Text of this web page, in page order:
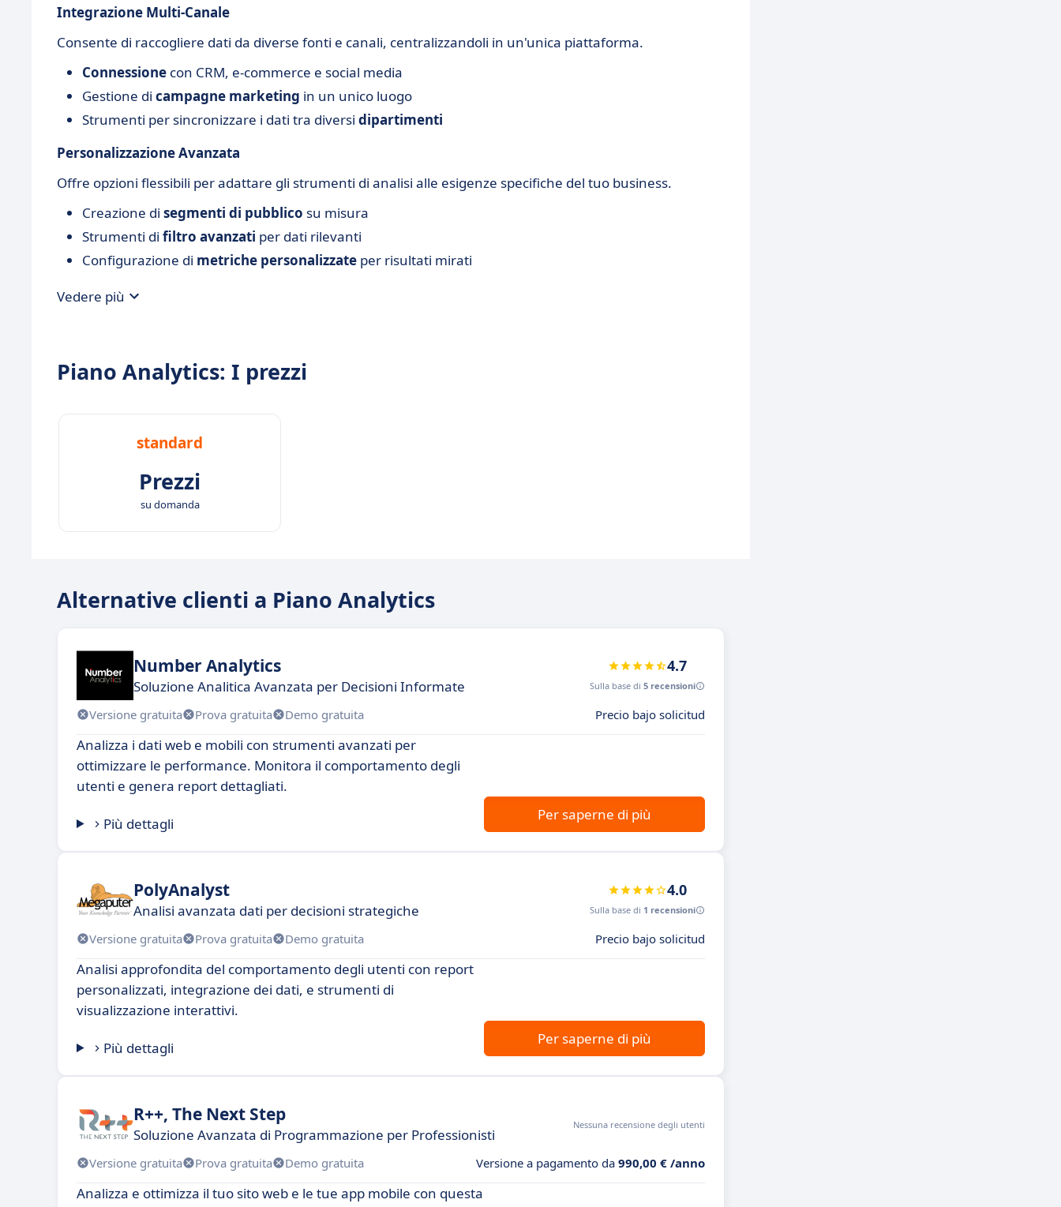
Integrazione Multi-Canale
Consente di raccogliere dati da diverse fonti e canali, centralizzandoli in un'unica piattaforma.
Connessione con CRM, e-commerce e social media
Gestione di campagne marketing in un unico luogo
Strumenti per sincronizzare i dati tra diversi dipartimenti
Personalizzazione Avanzata
Offre opzioni flessibili per adattare gli strumenti di analisi alle esigenze specifiche del tuo business.
Creazione di segmenti di pubblico su misura
Strumenti di filtro avanzati per dati rilevanti
Configurazione di metriche personalizzate per risultati mirati
Vedere più
Piano Analytics: I prezzi
standard
Prezzi
su domanda
Alternative clienti a Piano Analytics
Number Analytics
Soluzione Analitica Avanzata per Decisioni Informate
4.7
Sulla base di 5 recensioni
Versione gratuita Prova gratuita Demo gratuita Precio bajo solicitud
Analizza i dati web e mobili con strumenti avanzati per
ottimizzare le performance. Monitora il comportamento degli
utenti e genera report dettagliati.
Più dettagli
Per saperne di più
PolyAnalyst
Analisi avanzata dati per decisioni strategiche
4.0
Sulla base di 1 recensioni
Versione gratuita Prova gratuita Demo gratuita Precio bajo solicitud
Analisi approfondita del comportamento degli utenti con report
personalizzati, integrazione dei dati, e strumenti di
visualizzazione interattivi.
Più dettagli
Per saperne di più
R++, The Next Step
Soluzione Avanzata di Programmazione per Professionisti
Nessuna recensione degli utenti
Versione gratuita Prova gratuita Demo gratuita Versione a pagamento da 990,00 € /anno
Analizza e ottimizza il tuo sito web e le tue app mobile con questa